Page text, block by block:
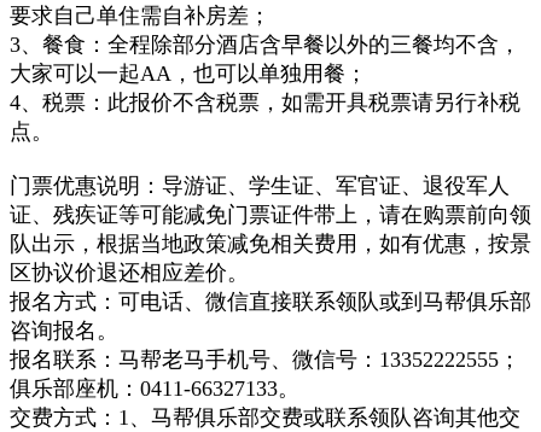
要求自己单住需自补房差 ；
3、 餐食： 全程除部分酒店含早餐以外的三餐均不含，
大家可以一起AA，也可以单独用餐；
4、税票：此报价不含税票，如需开具税票请另行补税
点。
门票优惠说明：导游证、学生证、军官证、退役军人
证、残疾证等可能减免门票证件带上，请在购票前向领
队出示，根据当地政策减免相关费用，如有优惠，按景
区协议价退还相应差价。
报名方式：可电话、微信直接联系领队或到马帮俱乐部
咨询报名。
报名联系：马帮老马手机号、微信号：13352222555；
俱乐部座机：0411-66327133。
交费方式：1、马帮俱乐部交费或联系领队咨询其他交